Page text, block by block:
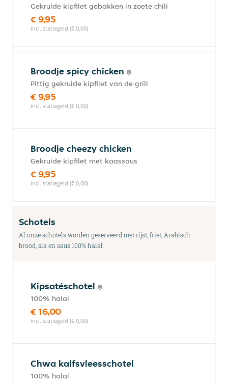
Gekruide kipfilet gebakken in zoete chili
€ 9,95
incl. statiegeld (€ 0,00)
Broodje spicy chicken
Pittig gekruide kipfilet van de grill
€ 9,95
incl. statiegeld (€ 0,00)
Broodje cheezy chicken
Gekruide kipfilet met kaassaus
€ 9,95
incl. statiegeld (€ 0,00)
Schotels
Al onze schotels worden geserveerd met rijst, friet, Arabisch
brood, sla en saus 100% halal
Kipsatéschotel
100% halal
€ 16,00
incl. statiegeld (€ 0,00)
Chwa kalfsvleesschotel
100% halal